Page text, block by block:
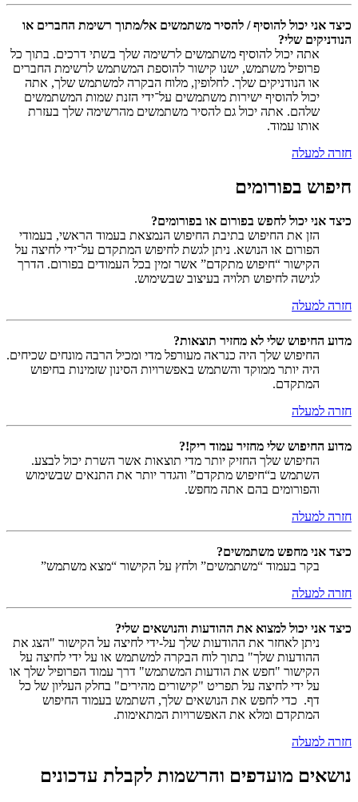
כיצד אני יכול להוסיף / להסיר משתמשים אל/מתוך רשימת החברים או
הנודניקים שלי?
אתה יכול להוסיף משתמשים לרשימה שלך בשתי דרכים. בתוך כל
פרופיל משתמש, ישנו קישור להוספת המשתמש לרשימת החברים
או הנודניקים שלך. לחלופין, מלוח הבקרה למשתמש שלך, אתה
יכול להוסיף ישירות משתמשים על־ידי הזנת שמות המשתמשים
שלהם. אתה יכול גם להסיר משתמשים מהרשימה שלך בעזרת
אותו עמוד.
חזרה למעלה
חיפוש בפורומים
כיצד אני יכול לחפש בפורום או בפורומים?
הזן את החיפוש בתיבת החיפוש הנמצאת בעמוד הראשי, בעמודי
הפורום או הנושא. ניתן לגשת לחיפוש המתקדם על־ידי לחיצה על
הקישור “חיפוש מתקדם” אשר זמין בכל העמודים בפורום. הדרך
לגישה לחיפוש תלויה בעיצוב שבשימוש.
חזרה למעלה
מדוע החיפוש שלי לא מחזיר תוצאות?
החיפוש שלך היה כנראה מעורפל מדי ומכיל הרבה מונחים שכיחים.
היה יותר ממוקד והשתמש באפשרויות הסינון שזמינות בחיפוש
המתקדם.
חזרה למעלה
מדוע החיפוש שלי מחזיר עמוד ריק!?
החיפוש שלך החזיק יותר מדי תוצאות אשר השרת יכול לבצע.
השתמש ב“חיפוש מתקדם” והגדר יותר את התנאים שבשימוש
והפורומים בהם אתה מחפש.
חזרה למעלה
כיצד אני מחפש משתמשים?
בקר בעמוד “משתמשים” ולחץ על הקישור “מצא משתמש”
חזרה למעלה
כיצד אני יכול למצוא את ההודעות והנושאים שלי?
ניתן לאחזר את ההודעות שלך על-ידי לחיצה על הקישור "הצג את
ההודעות שלך" בתוך לוח הבקרה למשתמש או על ידי לחיצה על
הקישור "חפש את הודעות המשתמש" דרך עמוד הפרופיל שלך או
על ידי לחיצה על תפריט "קישורים מהירים" בחלק העליון של כל
דף. כדי לחפש את הנושאים שלך, השתמש בעמוד החיפוש
המתקדם ומלא את האפשרויות המתאימות.
חזרה למעלה
נושאים מועדפים והרשמות לקבלת עדכונים